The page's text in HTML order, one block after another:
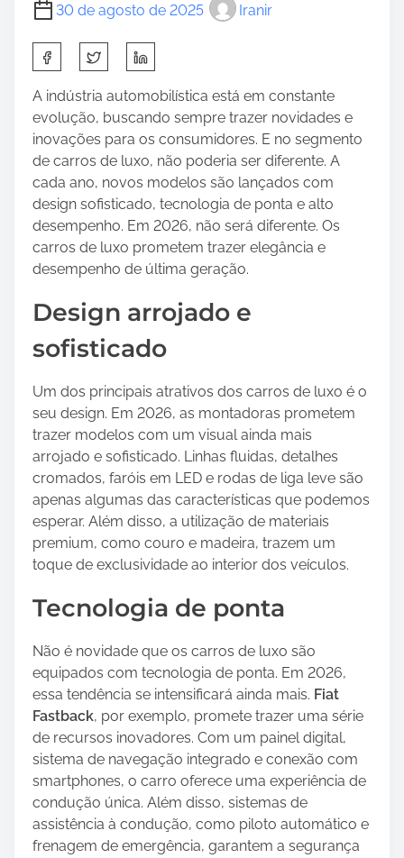
v
p
r
e
n
d
i
z
B
r
d
c
30 de agosto de 2025 Iranir
h
a
r
e
t
h
i
s
p
o
n
A indústria automobilística está em constante
evolução, buscando sempre trazer novidades e
inovações para os consumidores. E no segmento
de carros de luxo, não poderia ser diferente. A
cada ano, novos modelos são lançados com
design sofisticado, tecnologia de ponta e alto
desempenho. Em 2026, não será diferente. Os
carros de luxo prometem trazer elegância e
desempenho de última geração.
Design arrojado e
sofisticado
Um dos principais atrativos dos carros de luxo é o
seu design. Em 2026, as montadoras prometem
trazer modelos com um visual ainda mais
arrojado e sofisticado. Linhas fluidas, detalhes
cromados, faróis em LED e rodas de liga leve são
apenas algumas das características que podemos
esperar. Além disso, a utilização de materiais
premium, como couro e madeira, trazem um
toque de exclusividade ao interior dos veículos.
Tecnologia de ponta
Não é novidade que os carros de luxo são
equipados com tecnologia de ponta. Em 2026,
essa tendência se intensificará ainda mais. Fiat
Fastback, por exemplo, promete trazer uma série
de recursos inovadores. Com um painel digital,
sistema de navegação integrado e conexão com
smartphones, o carro oferece uma experiência de
condução única. Além disso, sistemas de
assistência à condução, como piloto automático e
frenagem de emergência, garantem a segurança